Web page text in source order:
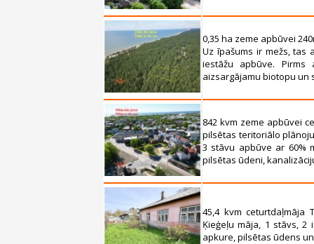
0,35 ha zeme apbūvei
Uz īpašums ir mežs, tas
iestāžu apbūve. Pirms
aizsargājamu biotopu un
842 kvm zeme apbūvei
pilsētas teritoriālo
3 stāvu apbūve ar 60%
pilsētas ūdeni,
45,4 kvm ceturtdaļmāja
Ķieģeļu māja, 1 stāvs,
apkure, pilsētas ūdens